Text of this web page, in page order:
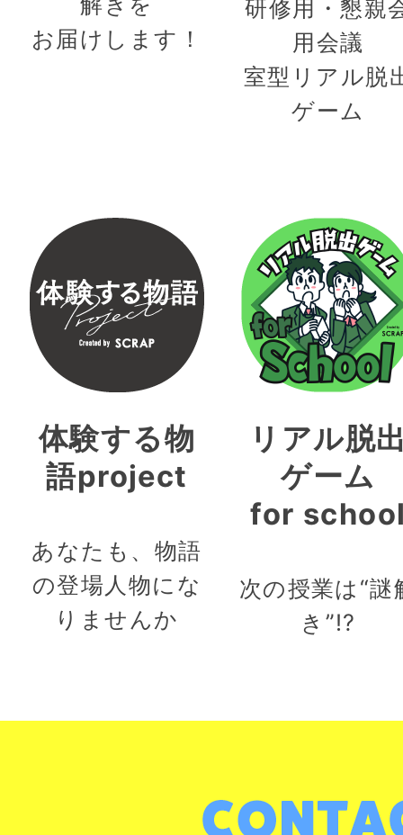
お届けします！
研修用・懇親
用会議
室型リアル脱
ゲーム
体験する物
語project
あなたも、物語
の登場人物にな
りませんか
リアル脱
ゲーム
for
次の授業は“謎
き”!?